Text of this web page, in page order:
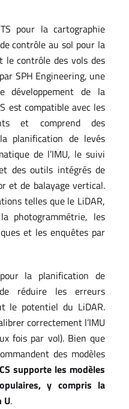
pour la cartographie
contrôle au sol pour la
le contrôle des vols des
SPH Engineering, une
développement de la
est compatible avec les
et comprend des
planification de levés
de l’IMU, le suivi
des outils intégrés de
et de balayage vertical.
telles que le LiDAR,
photogrammétrie, les
et les enquêtes par
pour la planification de
réduire les erreurs
le potentiel du LiDAR.
correctement l’IMU
fois par vol). Bien que
des modèles
supporte les modèles
y compris la
U.